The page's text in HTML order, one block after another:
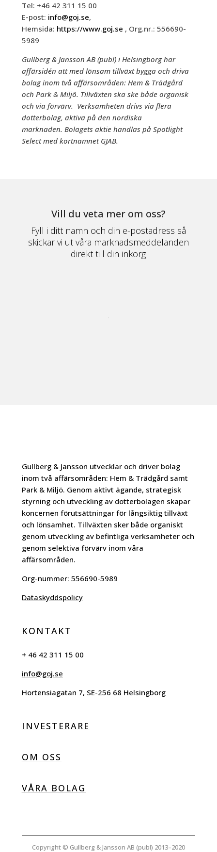
Tel: +46 42 311 15 00
E-post: info@goj.se,
Hemsida: https://www.goj.se , Org.nr.: 556690-
5989
Gullberg & Jansson AB (publ) i Helsingborg har
affärsidén att med lönsam tillväxt bygga och driva
bolag inom två affärsområden: Hem & Trädgård
och Park & Miljö. Tillväxten ska ske både organisk
och via förvärv. Verksamheten drivs via flera
dotterbolag, aktiva på den nordiska
marknaden. Bolagets aktie handlas på Spotlight
Select med kortnamnet GJAB.
Vill du veta mer om oss?
Fyll i ditt namn och din e-postadress så
skickar vi ut våra marknadsmeddelanden
direkt till din inkorg
Gullberg & Jansson utvecklar och driver bolag
inom två affärsområden: Hem & Trädgård samt
Park & Miljö. Genom aktivt ägande, strategisk
styrning och utveckling av dotterbolagen skapar
koncernen förutsättningar för långsiktig tillväxt
och lönsamhet. Tillväxten sker både organiskt
genom utveckling av befintliga verksamheter och
genom selektiva förvärv inom våra
affärsområden.
Org-nummer: 556690-5989
Dataskyddspolicy
KONTAKT
+ 46 42 311 15 00
info@goj.se
Hortensiagatan 7, SE-256 68 Helsingborg
INVESTERARE
OM OSS
VÅRA BOLAG
Copyright © Gullberg & Jansson AB (publ) 2013–2020